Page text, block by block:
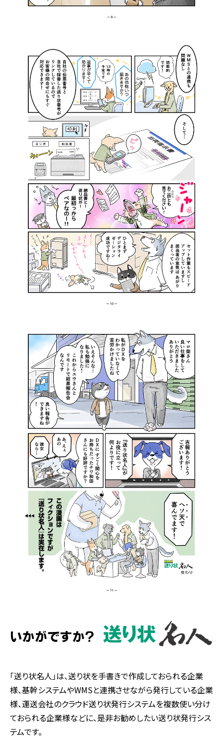
「送り状名人」は、送り状を手書きで作成しておられる企業
様、基幹システムやWMSと連携させながら発行している企業
様、運送会社のクラウド送り状発行システムを複数使い分け
ておられる企業様などに、是非お勧めしたい送り状発行シス
テムです。